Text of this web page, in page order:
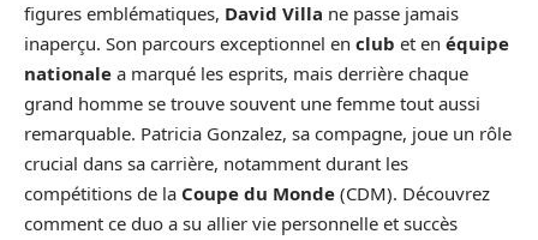
figures emblématiques, David Villa ne passe jamais
inaperçu. Son parcours exceptionnel en club et en équipe
nationale a marqué les esprits, mais derrière chaque
grand homme se trouve souvent une femme tout aussi
remarquable. Patricia Gonzalez, sa compagne, joue un rôle
crucial dans sa carrière, notamment durant les
compétitions de la Coupe du Monde (CDM). Découvrez
comment ce duo a su allier vie personnelle et succès